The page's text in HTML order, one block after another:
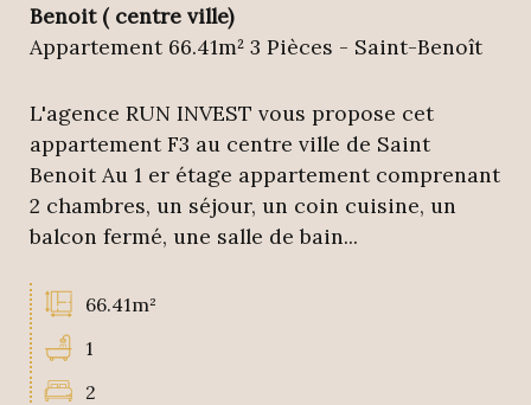
Benoit ( centre ville)
Appartement 66.41m² 3 Pièces - Saint-Benoît
L'agence RUN INVEST vous propose cet
appartement F3 au centre ville de Saint
Benoit Au 1 er étage appartement comprenant
2 chambres, un séjour, un coin cuisine, un
balcon fermé, une salle de bain...
66.41m²
1
2